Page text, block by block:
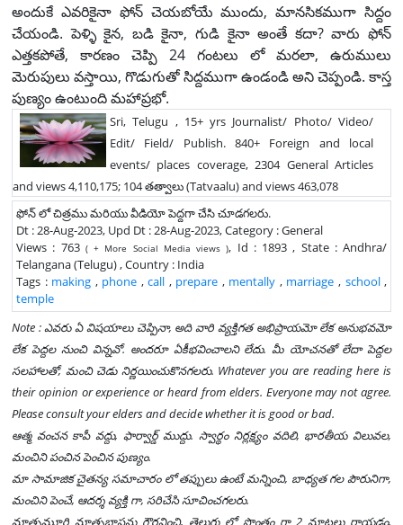
అందుకే ఎవరికైనా ఫోన్ చెయబోయే ముందు, మానసికముగా సిద్దం
చేయండి. పెళ్ళి కైన, బడి కైనా, గుడి కైనా అంతే కదా? వారు ఫోన్
ఎత్తకపోతే, కారణం చెప్పి 24 గంటలు లో మరలా, ఉరుములు
మెరుపులు వస్తాయి, గొడుగుతో సిద్దముగా ఉండండి అని చెప్పండి. కాస్త
పుణ్యం ఉంటుంది మహాప్రభో.
Sri, Telugu , 15+ yrs Journalist/ Photo/ Video/
Edit/ Field/ Publish. 840+ Foreign and local
events/ places coverage, 2304 General Articles
and views 4,110,175; 104 తత్వాలు (Tatvaalu) and views 463,078
ఫోన్ లో చిత్రము మరియు వీడియో పెద్దగా చేసి చూడగలరు.
Dt : 28-Aug-2023, Upd Dt : 28-Aug-2023, Category : General
Views : 763 ( + More Social Media views ), Id : 1893 , State : Andhra/
Telangana (Telugu) , Country : India
Tags : making , phone ,call , prepare , mentally , marriage , school,
temple
Note : ఎవరు ఏ విషయాలు చెప్పినా, అది వారి వ్యక్తిగత అభిప్రాయమో లేక అనుభవమో
లేక పెద్దల నుంచి విన్నవో. అందరూ ఏకీభవించాలని లేదు. మీ యోచనతో లేదా పెద్దల
సలహాలతో, మంచి చెడు నిర్ణయించుకొనగలరు. Whatever you are reading here is
their opinion or experience or heard from elders. Everyone may not agree.
Please consult your elders and decide whether it is good or bad.
ఆత్మ వంచన కాపీ వద్దు, ఫార్వార్డ్ ముద్దు. స్వార్థం నిర్లక్ష్యం వదిలి, భారతీయ విలువల,
మంచిని పంచిన పెంచిన పుణ్యం.
మా సామాజిక చైతన్య సమాచారం లో తప్పులు ఉంటే మన్నించి, బాధ్యత గల పౌరునిగా,
మంచిని పెంచే, ఆదర్శ వ్యక్తి గా, సరిచేసి సూచించగలరు.
మాతృమూర్తి మాతృభాషను గౌరవించి, తెలుగు లో సొంతం గా 2 మాటలు రాయడం,